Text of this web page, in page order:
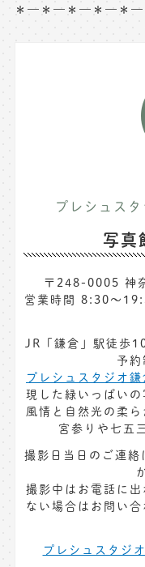
＊—＊—＊—＊—＊
プレシュス
写
〒248-0005 神
営業時間 8:30〜
JR「鎌倉」駅徒歩
予
プレシュスタジオ
現した緑いっぱい
風情と自然光の柔
宮参りや七五
撮影日当日のご連
撮影中はお電話に
ない場合はお問い
プレシュスタジ